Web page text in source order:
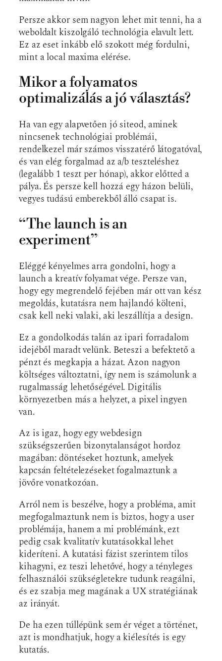
Persze akkor sem nagyon lehet mit tenni, ha a
weboldalt kiszolgáló technológia elavult lett.
Ez az eset inkább elő szokott még fordulni,
mint a local maxima elérése.
Mikor a folyamatos
optimalizálás a jó választás?
Ha van egy alapvetően jó siteod, aminek
nincsenek technológiai problémái,
rendelkezel már számos visszatérő látogatóval,
és van elég forgalmad az a/b teszteléshez
(legalább 1 teszt per hónap), akkor előtted a
pálya. És persze kell hozzá egy házon belüli,
vegyes tudású emberekből álló csapat is.
“The launch is an
experiment”
Eléggé kényelmes arra gondolni, hogy a
launch a kreatív folyamat vége. Persze van,
hogy egy megrendelő fejében már ott van kész
megoldás, kutatásra nem hajlandó költeni,
csak kell neki valaki, aki leszállítja a design.
Ez a gondolkodás talán az ipari forradalom
idejéből maradt velünk. Beteszi a befektető a
pénzt és megkapja a házat. Azon nagyon
költséges változtatni, így nem is számolunk a
rugalmasság lehetőségével. Digitális
környezetben más a helyzet, a pixel ingyen
van.
Az is igaz, hogy egy webdesign
szükségszerűen bizonytalanságot hordoz
magában: döntéseket hoztunk, amelyek
kapcsán feltételezéseket fogalmaztunk a
jövőre vonatkozóan.
Arról nem is beszélve, hogy a probléma, amit
megfogalmaztunk nem is biztos, hogy a user
problémája, hanem a mi problémánk, ezt
pedig csak kvalitatív kutatásokkal lehet
kideríteni. A kutatási fázist szerintem tilos
kihagyni, ez teszi lehetővé, hogy a tényleges
felhasználói szükségletekre tudunk reagálni,
és ez szabja meg magának a UX stratégiának
az irányát.
De ha ezen túllépünk sem ér véget a történet,
azt is mondhatjuk, hogy a kiélesítés is egy
kutatás.